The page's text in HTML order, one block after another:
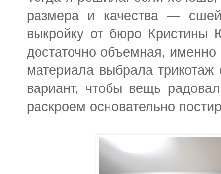
размера и качества —
выкройку от бюро
достаточно объемная, именно
материала выбрала
вариант, чтобы вещь
раскроем основательно